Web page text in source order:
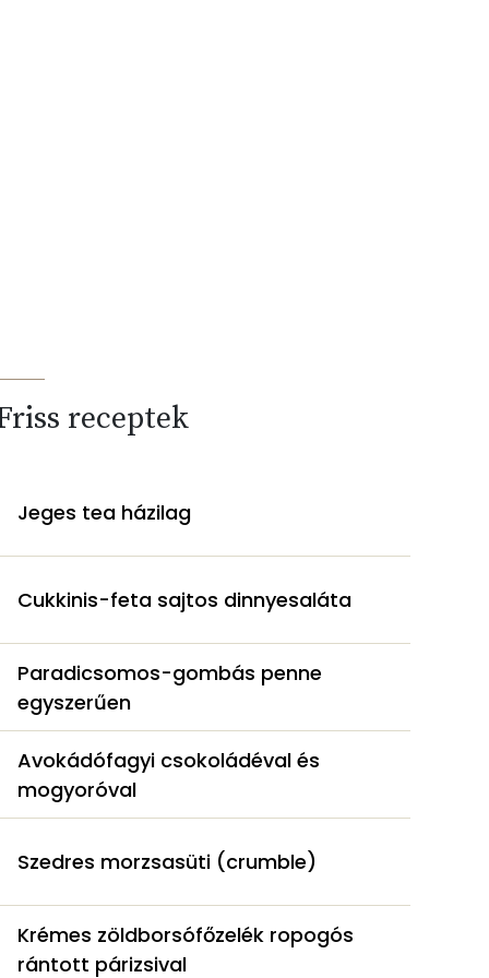
receptek
Jeges tea házilag
Cukkinis-feta sajtos dinnyesaláta
Paradicsomos-gombás penne
egyszerűen
Avokádófagyi csokoládéval és
mogyoróval
Szedres morzsasüti (crumble)
Krémes zöldborsófőzelék ropogós
rántott párizsival